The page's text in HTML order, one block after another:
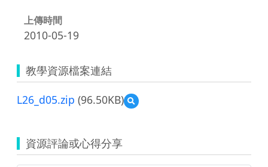
上傳時間
2010-05-19
教學資源檔案連結
L26_d05.zip (96.50KB)
預
覽
資源評論或心得分享